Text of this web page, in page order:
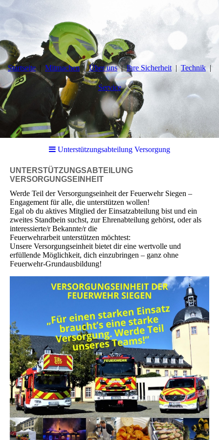
Startseite Mitmachen Über uns Ihre Sicherheit Technik
Service
Unterstützungsabteilung Versorgung
UNTERSTÜTZUNGSABTEILUNG
VERSORGUNGSEINHEIT
Werde Teil der Versorgungseinheit der Feuerwehr Siegen –
Engagement für alle, die unterstützen wollen!
Egal ob du aktives Mitglied der Einsatzabteilung bist und ein
zweites Standbein suchst, zur Ehrenabteilung gehörst, oder als
interessierte/r Bekannte/r die
Feuerwehrarbeit unterstützen möchtest:
Unsere Versorgungseinheit bietet dir eine wertvolle und
erfüllende Möglichkeit, dich einzubringen – ganz ohne
Feuerwehr-Grundausbildung!